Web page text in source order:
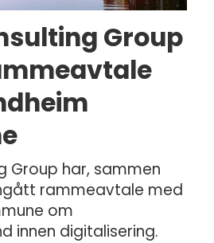
Group
Group har, sammen
rammeavtale med
om
innen digitalisering.